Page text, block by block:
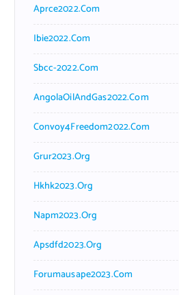
Aprce2022.com
Ibie2022.com
Sbcc-2022.com
AngolaOilAndGas2022.com
Convoy4Freedom2022.com
Grur2023.org
Hkhk2023.org
Napm2023.org
Apsdfd2023.org
Forumausape2023.com